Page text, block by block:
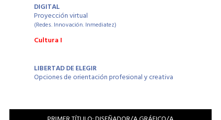
DIGITAL
Proyección virtual
(Redes. Innovación. Inmediatez)
Cultura I
LIBERTAD DE ELEGIR
Opciones de orientación profesional y creativa